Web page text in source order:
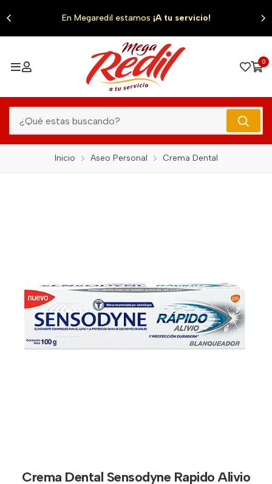
En Megaredil estamos ¡A tu servicio!
0
Inicio Aseo Personal Crema Dental
Crema Dental Sensodyne Rapido Alivio